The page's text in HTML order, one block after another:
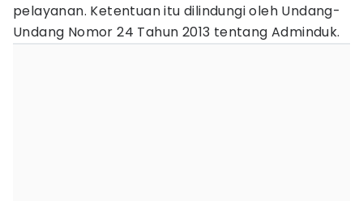
pelayanan. Ketentuan itu dilindungi oleh Undang-
Undang Nomor 24 Tahun 2013 tentang Adminduk.